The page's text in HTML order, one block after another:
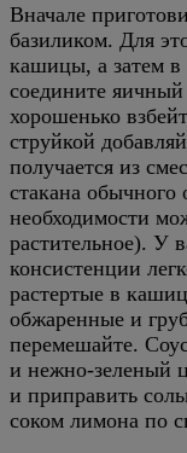
Вначале
базиликом. Для
кашицы, а затем в
соедините
хорошенько
струйкой
получается из
стакана обычного
необходимости
растительное). У
консистенции
растертые в
обжаренные и
перемешайте.
и нежно-зеленый
и приправить
соком лимона по